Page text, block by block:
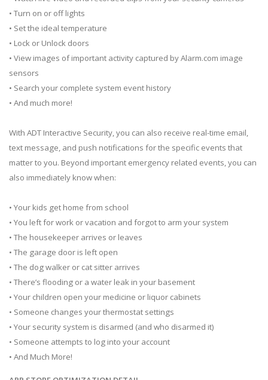
• Turn on or off lights
• Set the ideal temperature
• Lock or Unlock doors
• View images of important activity captured by Alarm.com image
sensors
• Search your complete system event history
• And much more!
With ADT Interactive Security, you can also receive real-time email,
text message, and push notifications for the specific events that
matter to you. Beyond important emergency related events, you can
also immediately know when:
• Your kids get home from school
• You left for work or vacation and forgot to arm your system
• The housekeeper arrives or leaves
• The garage door is left open
• The dog walker or cat sitter arrives
• There’s flooding or a water leak in your basement
• Your children open your medicine or liquor cabinets
• Someone changes your thermostat settings
• Your security system is disarmed (and who disarmed it)
• Someone attempts to log into your account
• And Much More!